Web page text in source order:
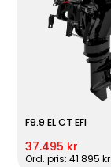
F9.9 EL CT EFI
37.495 kr
Ord. pris: 41.895 kr